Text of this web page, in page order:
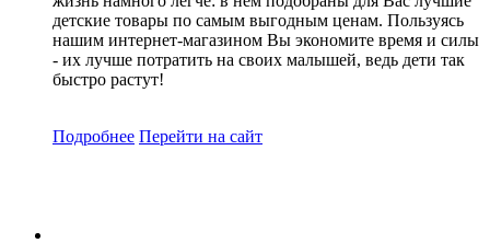
детские товары по самым выгодным ценам. Пользуясь
нашим интернет-магазином Вы экономите время и силы
- их лучше потратить на своих малышей, ведь дети так
быстро растут!
Подробнее Перейти на сайт